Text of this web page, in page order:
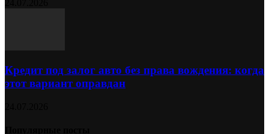
Кредит под залог авто без права вождения: когда
этот вариант оправдан